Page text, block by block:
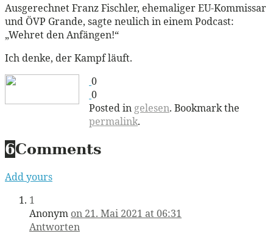
Ausgerechnet Franz Fischler, ehemaliger EU-Kommissar
und ÖVP Grande, sagte neulich in einem Podcast:
„Wehret den Anfängen!“
Ich denke, der Kampf läuft.
0
0
Posted in gelesen. Bookmark the
permalink.
6Comments
Add yours
1
Anonym on 21. Mai 2021 at 06:31
Antworten